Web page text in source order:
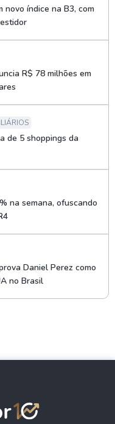
novo índice na B3, com
R$ 78 milhões em
de 5 shoppings da
na semana, ofuscando
Daniel Perez como
no Brasil